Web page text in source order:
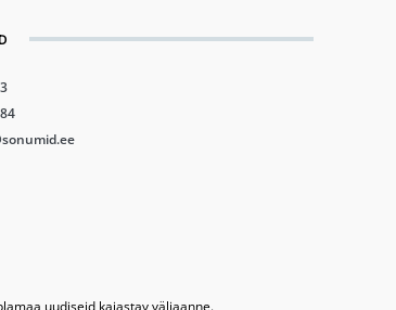
uudiseid kajastav väljaanne.